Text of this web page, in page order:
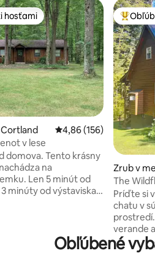
hosťami
hosťami
Priemerné
4,86 (156)
v lese
domova. Tento krásny
na
Len 5 minút od
minúty od výstaviska
Queen, bdr 2 má 2
bdr 3 má
Zrub v
The
Príďte si
chatu v
prostredí. Posaďte sa na hojdačku na
verande
štýlovú
Obľúbené